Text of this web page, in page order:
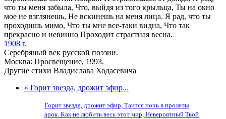
что ты меня забыла, Что, выйдя из того крыльца, Ты на окно
мое не взглянешь, Не вскинешь на меня лица. Я рад, что ты
проходишь мимо, Что ты мне все-таки видна, Что так
прекрасно и невинно Проходит страстная весна.
1908 г.
Серебряный век русской поэзии.
Москва: Просвещение, 1993.
Другие стихи Владислава Ходасевича
» Горит звезда, дрожит эфир...
Горит звезда, дрожит эфир, Таится ночь в пролеты
арок. Как не любить весь этот мир, Невероятный Твой